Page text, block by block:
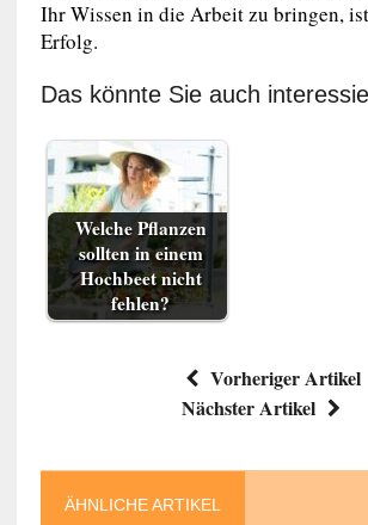
Ihr Wissen in die Arbeit zu bringen,
Erfolg.
Das könnte Sie auch
Welche Pflanzen
sollten in einem
Hochbeet nicht
fehlen?
Vorheriger Artikel
Nächster Artikel
ÄHNLICHE ARTIKEL